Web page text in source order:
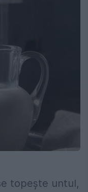
topește untul,